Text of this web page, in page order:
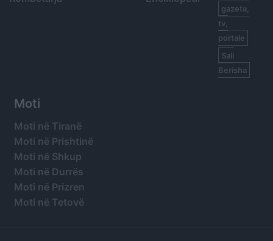
gazeta,
tv,
portale
Sali
Berisha
Moti
Moti në Tiranë
Moti në Prishtinë
Moti në Shkup
Moti në Durrës
Moti në Prizren
Moti në Tetovë